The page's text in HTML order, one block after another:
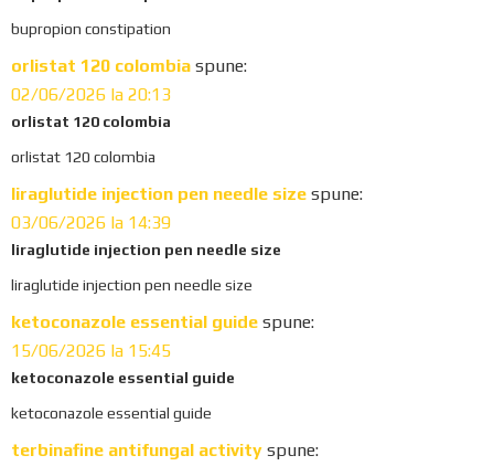
bupropion constipation
orlistat 120 colombia spune:
02/06/2026 la 20:13
orlistat 120 colombia
orlistat 120 colombia
liraglutide injection pen needle size spune:
03/06/2026 la 14:39
liraglutide injection pen needle size
liraglutide injection pen needle size
ketoconazole essential guide spune:
15/06/2026 la 15:45
ketoconazole essential guide
ketoconazole essential guide
terbinafine antifungal activity spune: